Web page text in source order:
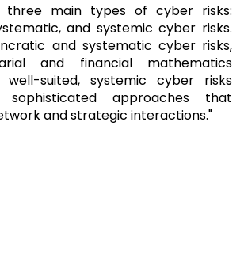
three main types of cyber risks:
and systemic cyber risks.
and systematic cyber risks,
and financial mathematics
suited, systemic cyber risks
approaches that
and strategic interactions."